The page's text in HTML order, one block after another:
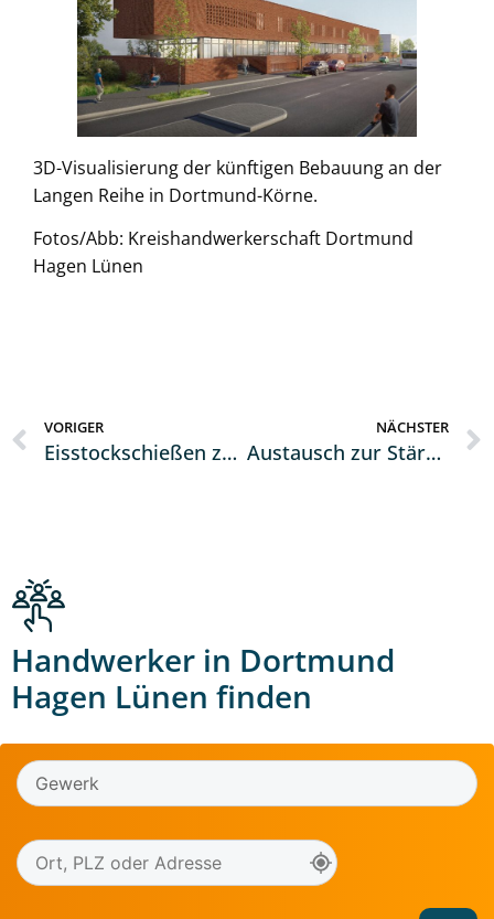
3D-Visualisierung der künftigen Bebauung an der
Langen Reihe in Dortmund-Körne.
Fotos/Abb: Kreishandwerkerschaft Dortmund
Hagen Lünen
VORIGER
Eisstockschießen zum Jahresbeginn….
NÄCHSTER
Austausch zur Stärkung der Zusammenarbeit
Handwerker in Dortmund
Hagen Lünen finden